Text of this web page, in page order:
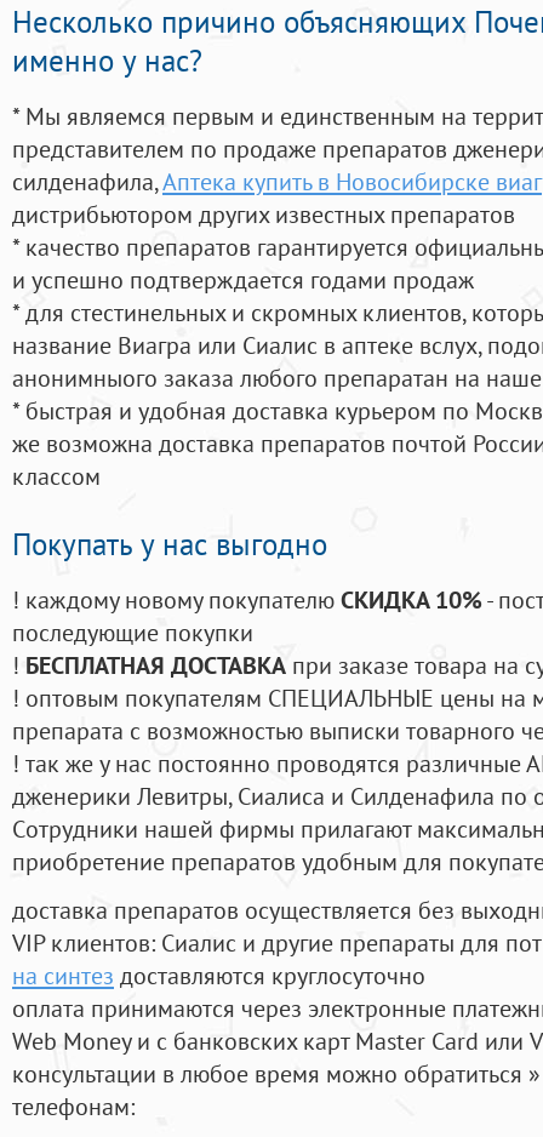
Несколько причино объясняющих
именно у нас?
* Мы являемся первым и единственным на
представителем по продаже препаратов
силденафила,Аптека купить в Новосибирске
дистрибьютором других известных препаратов
* качество препаратов гарантируется
и успешно подтверждается годами продаж
* для стестинельных и скромных клиентов,
название Виагра или Сиалис в аптеке вслух,
анонимныого заказа любого препаратан на
* быстрая и удобная доставка курьером по
же возможна доставка препаратов почтой
классом
Покупать у нас выгодно
! каждому новому покупателюСКИДКА 10%-
последующие покупки
! БЕСПЛАТНАЯ ДОСТАВКА при заказе товара на
! оптовым покупателям СПЕЦИАЛЬНЫЕ цены на
препарата с возможностью выписки товарного
! так же у нас постоянно проводятся
дженерики Левитры, Сиалиса и Силденафила по
Cотрудники нашей фирмы прилагают
приобретение препаратов удобным для
доставка препаратов осуществляется без
VIP клиентов: Сиалис и другие препараты для
на синтез доставляются круглосуточно
оплата принимаются через электронные
Web Money и с банковских карт Master Card или
консультации в любое время можно обратиться
телефонам: